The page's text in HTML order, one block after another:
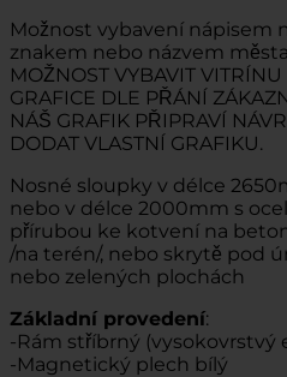
Možnost vybavení nápisem
znakem nebo názvem
MOŽNOST VYBAVIT
GRAFICE DLE PŘÁNÍ
NÁŠ GRAFIK PŘIPRAVÍ
DODAT VLASTNÍ GRAFIKU.
Nosné sloupky v délce
nebo v délce 2000mm s
přírubou ke kotvení na
/na terén/, nebo skrytě pod
nebo zelených plochách
Základní provedení:
-Rám stříbrný (vysokovrstvý
-Magnetický plech bílý